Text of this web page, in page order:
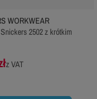
WORKWEAR
2502 z krótkim
z VAT